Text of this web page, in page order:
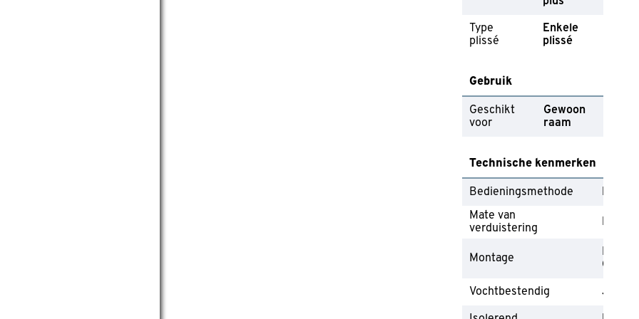
Type
plissé
Enkele
plissé
Gebruik
Geschikt
voor
Gewoon
raam
Technische kenmerken
Bedieningsmethode
Mate van
verduistering
Montage
Op
Vochtbestendig Ja